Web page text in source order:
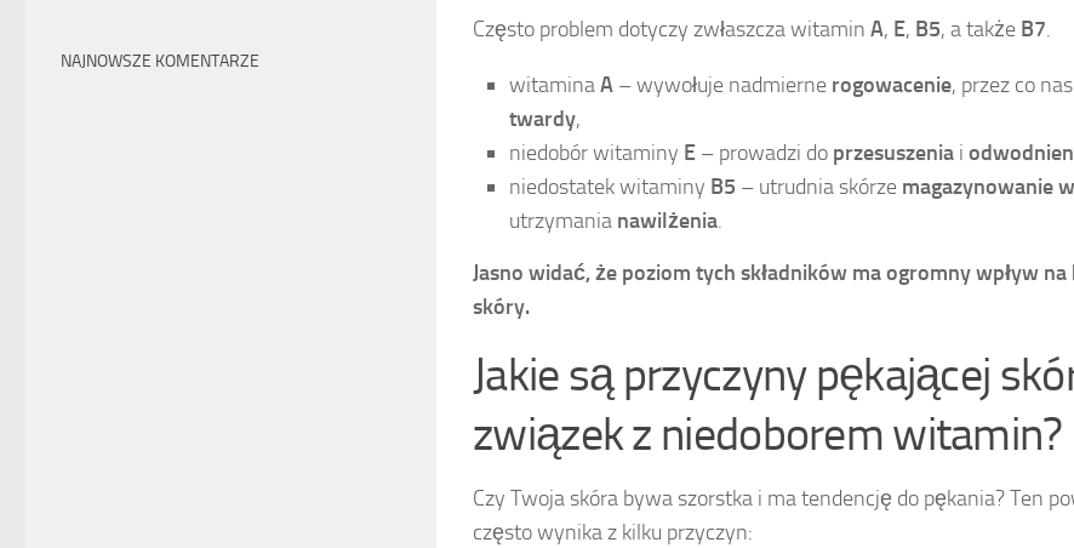
Często problem dotyczy zwłaszcza witamin A, E, B5, a także B7.
witaminaA – wywołuje nadmierne rogowacenie, przez co
twardy,
niedobór witaminy E – prowadzi do przesuszenia i
niedostatek witaminy B5 – utrudnia skórze magazynowanie
utrzymania nawilżenia.
Jasno widać, że poziom tych składników ma ogromny wpływ na
skóry.
Jakie są przyczyny pękającej
związek z niedoborem witamin?
Czy Twoja skóra bywa szorstka i ma tendencję do pękania? Ten
często wynika z kilku przyczyn:
NAJNOWSZE KOMENTARZE